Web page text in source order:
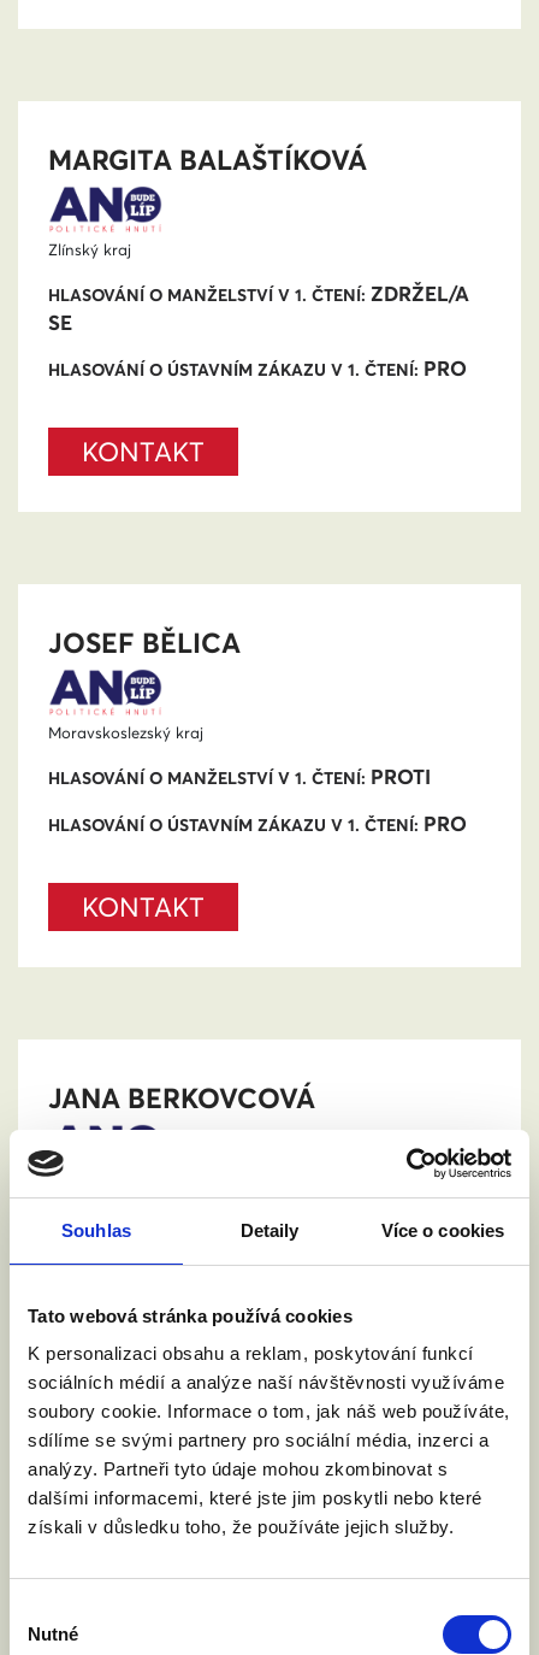
Souhlas Detaily Více o cookies
Tato webová stránka používá cookies
K personalizaci obsahu a reklam, poskytování funkcí
sociálních médií a analýze naší návštěvnosti využíváme
soubory cookie. Informace o tom, jak náš web používáte,
sdílíme se svými partnery pro sociální média, inzerci a
analýzy. Partneři tyto údaje mohou zkombinovat s
dalšími informacemi, které jste jim poskytli nebo které
získali v důsledku toho, že používáte jejich služby.
souhlasu
Nutné
MARGITA BALAŠTÍKOVÁ
Zlínský kraj
HLASOVÁNÍ O MANŽELSTVÍ V 1. ČTENÍ: ZDRŽEL/A
SE
HLASOVÁNÍ O ÚSTAVNÍM ZÁKAZU V 1. ČTENÍ: PRO
KONTAKT
JOSEF BĚLICA
Moravskoslezský kraj
HLASOVÁNÍ O MANŽELSTVÍ V 1. ČTENÍ: PROTI
HLASOVÁNÍ O ÚSTAVNÍM ZÁKAZU V 1. ČTENÍ: PRO
KONTAKT
JANA BERKOVCOVÁ
HLASOVÁNÍ O MANŽELSTVÍ V 1. ČTENÍ: PROTI
KONTAKT
Středočeský kraj